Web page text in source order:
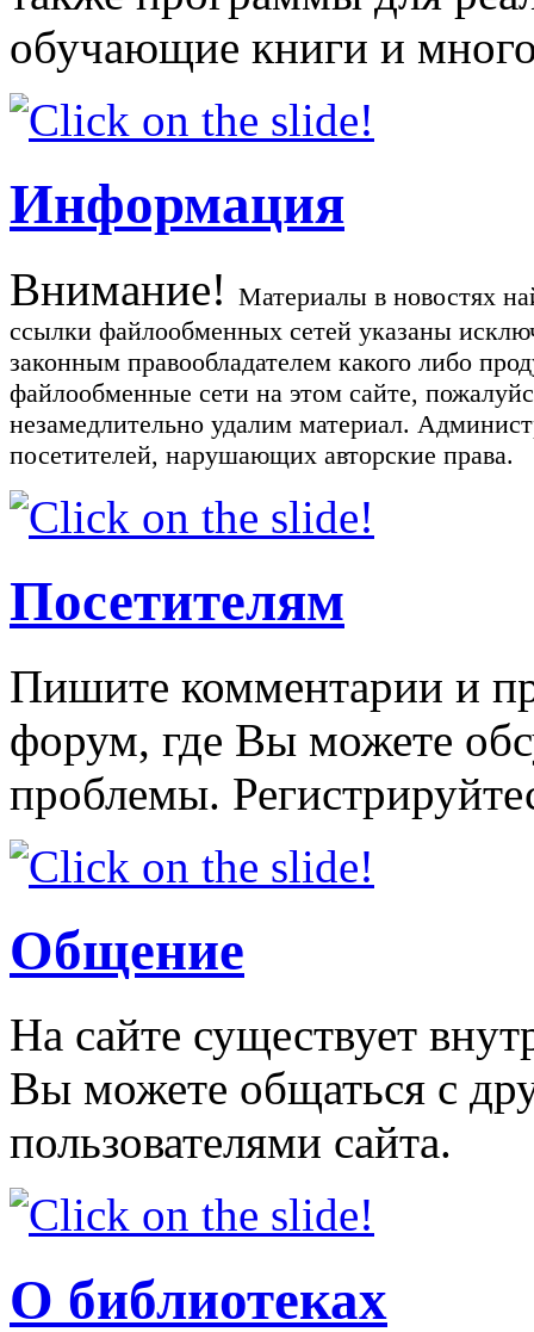
обучающие книги и
Информация
Внимание! Материалы в новостях
ссылки файлообменных сетей указаны
законным правообладателем какого либо
файлообменные сети на этом сайте,
незамедлительно удалим материал.
посетителей, нарушающих авторские права.
Посетителям
Пишите комментарии и
форум, где Вы можете
проблемы.
Общение
На сайте существует
Вы можете общаться с
пользователями сайта.
О библиотеках